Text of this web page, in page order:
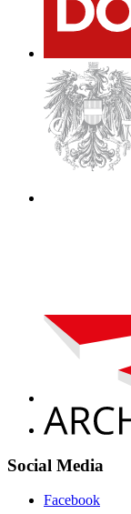
Social Media
Facebook